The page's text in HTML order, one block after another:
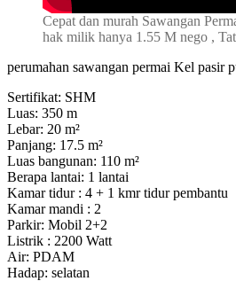
Cepat dan murah Sawangan
hak milik hanya 1.55 M nego ,
perumahan sawangan permai Kel pasir
Sertifikat: SHM
Luas: 350 m
Lebar: 20 m²
Panjang: 17.5 m²
Luas bangunan: 110 m²
Berapa lantai: 1 lantai
Kamar tidur : 4 + 1 kmr tidur pembantu
Kamar mandi : 2
Parkir: Mobil 2+2
Listrik : 2200 Watt
Air: PDAM
Hadap: selatan